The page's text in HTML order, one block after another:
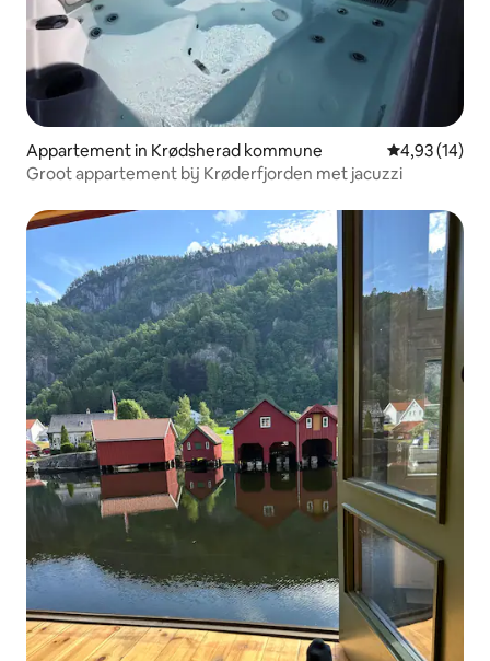
Appartement in Krødsherad kommune Gemiddelde
4,93 (14)
Groot appartement bij Krøderfjorden met jacuzzi